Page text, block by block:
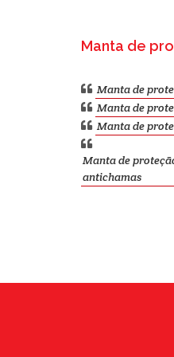
Manta de
Manta de
Manta de
Manta de
Manta de
antichamas